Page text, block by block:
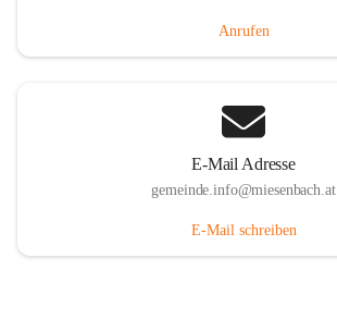
Anrufen
E-Mail Adresse
gemeinde.info@miesenbach.at
E-Mail schreiben